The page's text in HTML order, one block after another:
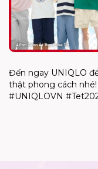
Đến ngay UNIQLO
thật phong cách nhé!
#UNIQLOVN